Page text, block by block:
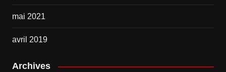
mai 2021
avril 2019
Archives